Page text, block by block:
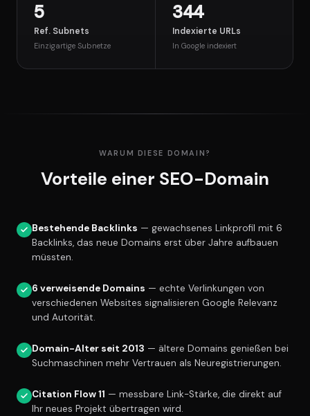
5
Ref. Subnets
Einzigartige Subnetze
344
Indexierte URLs
In Google indexiert
WARUM DIESE DOMAIN?
Vorteile einer SEO-Domain
Bestehende Backlinks — gewachsenes Linkprofil mit 6
Backlinks, das neue Domains erst über Jahre aufbauen
müssten.
6 verweisende Domains — echte Verlinkungen von
verschiedenen Websites signalisieren Google Relevanz
und Autorität.
Domain-Alter seit 2013 — ältere Domains genießen bei
Suchmaschinen mehr Vertrauen als Neuregistrierungen.
Citation Flow 11 — messbare Link-Stärke, die direkt auf
Ihr neues Projekt übertragen wird.